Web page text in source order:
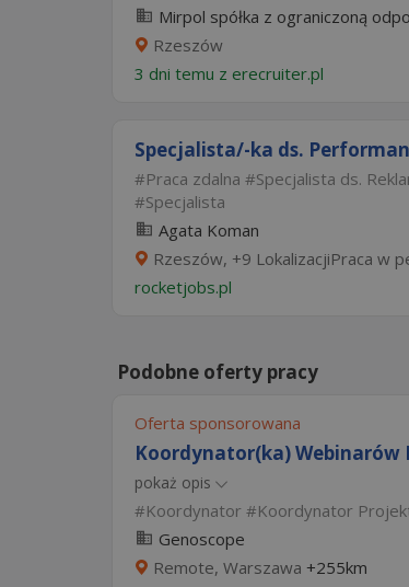
Mirpol spółka z ograniczoną
Rzeszów
3 dni temu z erecruiter.pl
Specjalista/-ka ds.
Praca zdalna Specjalista ds.
Specjalista
Agata Koman
Rzeszów, +9 LokalizacjiPraca w
rocketjobs.pl
Podobne oferty pracy
Oferta sponsorowana
Koordynator(ka) Webinarów
pokaż opis
Koordynator
Koordynator
Genoscope
Remote, Warszawa +255km